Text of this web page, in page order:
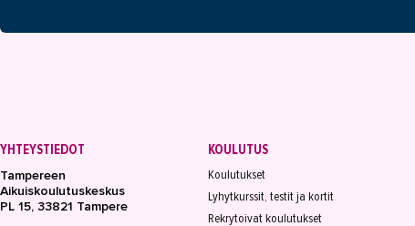
YHTEYSTIEDOT
Tampereen
Aikuiskoulutuskeskus
PL 15, 33821 Tampere
KOULUTUS
Koulutukset
Lyhytkurssit, testit ja kortit
Rekrytoivat koulutukset